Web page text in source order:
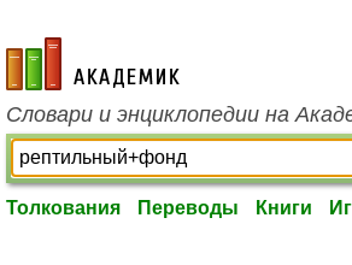
academic.ru
Словари и энциклопедии на
Толкования Переводы Книги